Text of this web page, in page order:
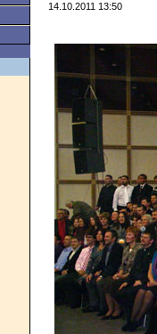
14.10.2011 13:50